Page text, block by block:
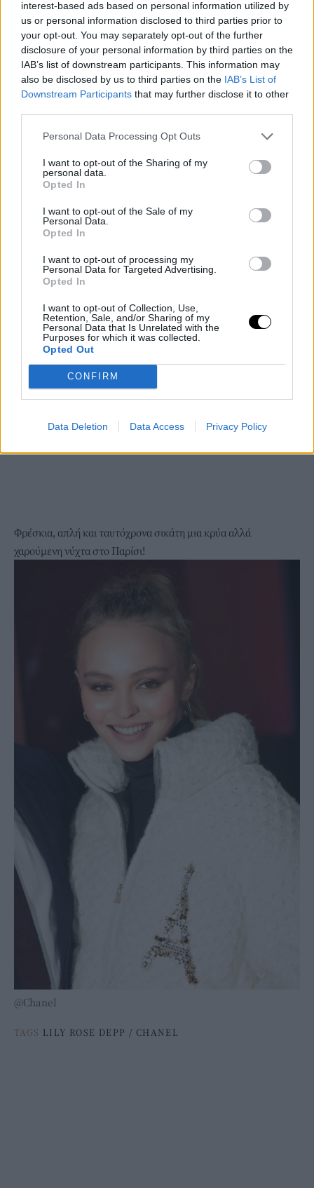
interest-based ads based on personal information utilized by
us or personal information disclosed to third parties prior to
your opt-out. You may separately opt-out of the further
disclosure of your personal information by third parties on the
IAB’s list of downstream participants. This information may
also be disclosed by us to third parties on the IAB’s List of
Downstream Participants that may further disclose it to other
Personal Data Processing Opt Outs
I want to opt-out of the Sharing of my
personal data.
Opted In
I want to opt-out of the Sale of my
Personal Data.
Opted In
I want to opt-out of processing my
Personal Data for Targeted Advertising.
Opted In
I want to opt-out of Collection, Use,
Retention, Sale, and/or Sharing of my
Personal Data that Is Unrelated with the
Purposes for which it was collected.
Opted Out
CONFIRM
Data Deletion Data Access Privacy Policy
@Chanel
πίσω και το make up νεανικό και φρέσκο: Φυσικά χείλη, έντονο
ρουζ και έμφαση στα μάτια, όλα με προϊόντα
Φρέσκια, απλή και ταυτόχρονα σικάτη μια κρύα αλλά
χαρούμενη νύχτα στο Παρίσι!
@Chanel
TAGS LILY ROSE DEPP / CHANEL